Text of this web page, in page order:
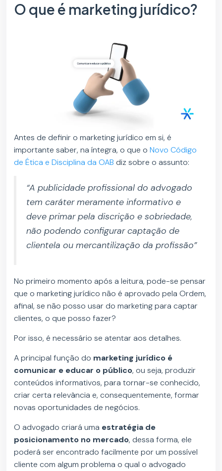
O que é marketing jurídico?
Antes de definir o marketing jurídico em si, é
importante saber, na íntegra, o que oNovo Código
de Ética e Disciplina da OAB diz sobre o assunto:
“A publicidade profissional do advogado
tem caráter meramente informativo e
deve primar pela discrição e sobriedade,
não podendo configurar captação de
clientela ou mercantilização da profissão”
No primeiro momento após a leitura, pode-se pensar
que o marketing jurídico não é aprovado pela Ordem,
afinal, se não posso usar do marketing para captar
clientes, o que posso fazer?
Por isso, é necessário se atentar aos detalhes.
A principal função do marketing jurídico é
comunicar e educar o público, ou seja, produzir
conteúdos informativos, para tornar-se conhecido,
criar certa relevância e, consequentemente, formar
novas oportunidades de negócios.
O advogado criará uma estratégia de
posicionamento no mercado, dessa forma, ele
poderá ser encontrado facilmente por um possível
cliente com algum problema o qual o advogado